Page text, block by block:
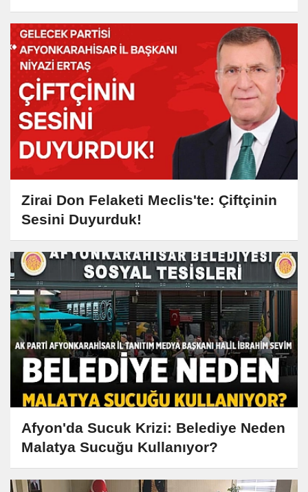
Zirai Don Felaketi Meclis'te: Çiftçinin
Sesini Duyurduk!
Afyon'da Sucuk Krizi: Belediye Neden
Malatya Sucuğu Kullanıyor?